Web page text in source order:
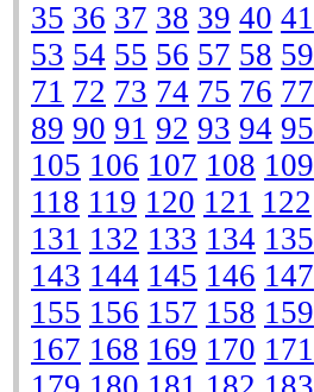
35 36 37 38 39 40 41
53 54 55 56 57 58 59
71 72 73 74 75 76 77
89 90 91 92 93 94 95
105 106 107 108 109
118 119 120 121 122
131 132 133 134 135
143 144 145 146 147
155 156 157 158 159
167 168 169 170 171